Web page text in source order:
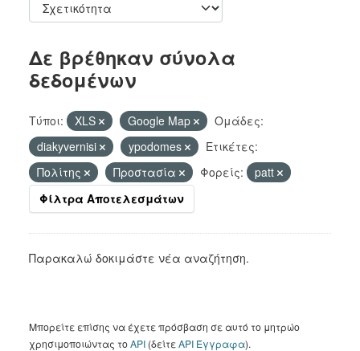
Δε βρέθηκαν σύνολα
δεδομένων
Τύποι: XLS Google Map
Ομάδες:
diakyvernisi
ypodomes
Ετικέτες:
Πολίτης
Προστασία Φορείς:
patt
Φίλτρα Αποτελεσμάτων
Παρακαλώ δοκιμάστε νέα αναζήτηση.
Μπορείτε επίσης να έχετε πρόσβαση σε αυτό το μητρώο
χρησιμοποιώντας τοAPI (δείτεAPI Έγγραφα).